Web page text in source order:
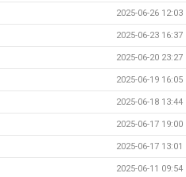
2025-06-26 12:03
2025-06-23 16:37
2025-06-20 23:27
2025-06-19 16:05
2025-06-18 13:44
2025-06-17 19:00
2025-06-17 13:01
2025-06-11 09:54